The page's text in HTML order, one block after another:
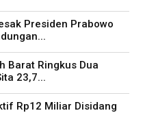
Presiden Prabowo
Barat Ringkus Dua
23,7...
Rp12 Miliar Disidang